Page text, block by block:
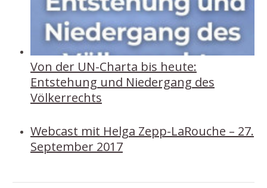
Von der UN-Charta bis heute:
Entstehung und Niedergang des
Völkerrechts
Webcast mit Helga Zepp-LaRouche – 27.
September 2017